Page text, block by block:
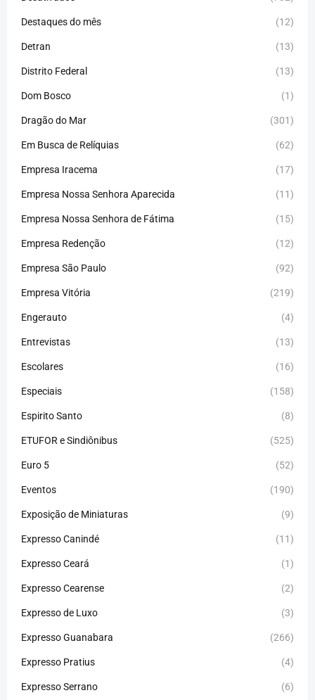
Destaques do mês (12)
Detran (13)
Distrito Federal (13)
Dom Bosco (1)
Dragão do Mar (301)
Em Busca de Relíquias (62)
Empresa Iracema (17)
Empresa Nossa Senhora Aparecida (11)
Empresa Nossa Senhora de Fátima (15)
Empresa Redenção (12)
Empresa São Paulo (92)
Empresa Vitória (219)
Engerauto (4)
Entrevistas (13)
Escolares (16)
Especiais (158)
Espirito Santo (8)
ETUFOR e Sindiônibus (525)
Euro 5 (52)
Eventos (190)
Exposição de Miniaturas (9)
Expresso Canindé (11)
Expresso Ceará (1)
Expresso Cearense (2)
Expresso de Luxo (3)
Expresso Guanabara (266)
Expresso Pratius (4)
Expresso Serrano (6)